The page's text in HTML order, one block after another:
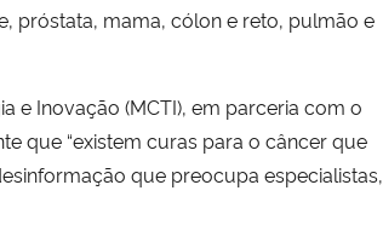
próstata, mama, cólon e reto, pulmão e
e Inovação (MCTI), em parceria com o
que “existem curas para o câncer que
que preocupa especialistas,